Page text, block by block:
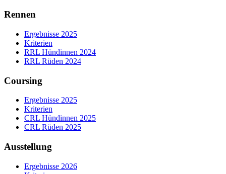
Rennen
Ergebnisse 2025
Kriterien
RRL Hündinnen 2024
RRL Rüden 2024
Coursing
Ergebnisse 2025
Kriterien
CRL Hündinnen 2025
CRL Rüden 2025
Ausstellung
Ergebnisse 2026